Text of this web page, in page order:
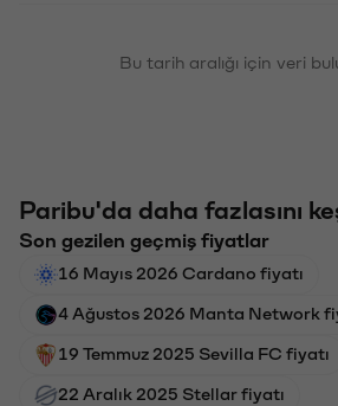
Bu tarih aralığı için veri
Paribu'da daha fazlasını
Son gezilen geçmiş fiyatlar
16 Mayıs 2026 Cardano fiyatı
4 Ağustos 2026 Manta Network
19 Temmuz 2025 Sevilla FC fiyatı
22 Aralık 2025 Stellar fiyatı